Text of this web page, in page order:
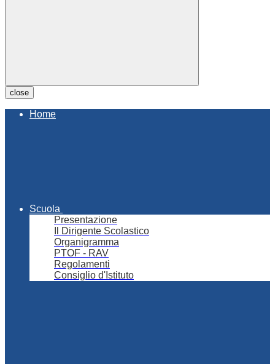
close
Home
Scuola
Presentazione
Il Dirigente Scolastico
Organigramma
PTOF - RAV
Regolamenti
Consiglio d'Istituto